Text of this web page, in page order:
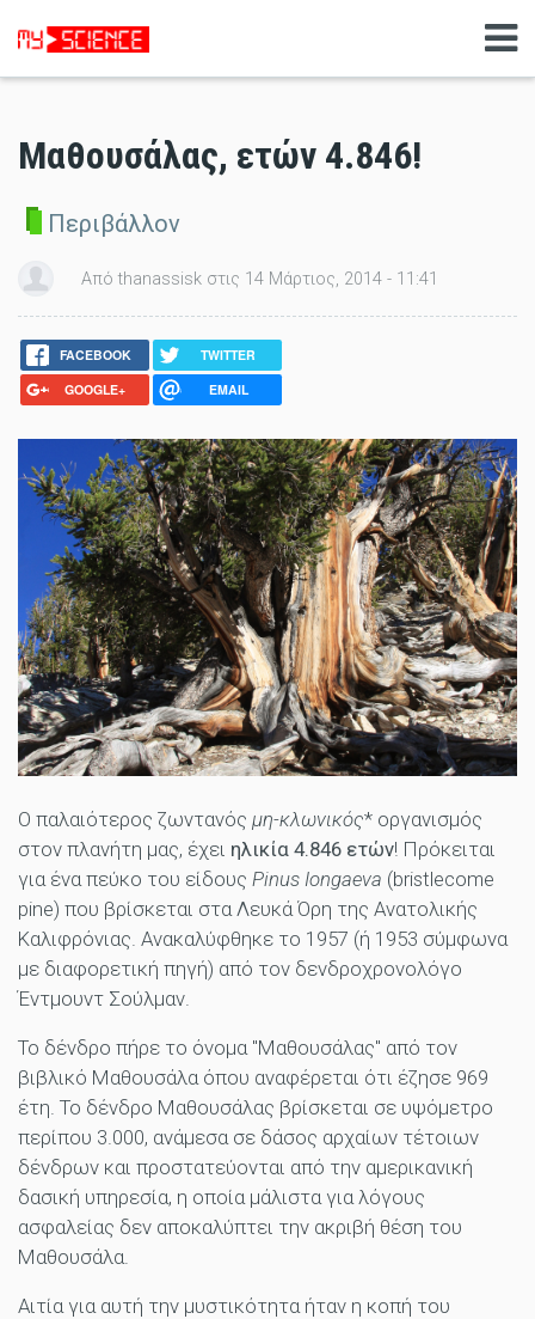
Μαθουσάλας, ετών 4.846!
Περιβάλλον
Από thanassisk στις 14 Μάρτιος, 2014 - 11:41
FACEBOOK
TWITTER
GOOGLE+
EMAIL
Ο παλαιότερος ζωντανός μη-κλωνικός* οργανισμός
στον πλανήτη μας, έχει ηλικία 4.846 ετών! Πρόκειται
για ένα πεύκο του είδους Pinus Iongaeva (bristlecome
pine) που βρίσκεται στα Λευκά Όρη της Ανατολικής
Καλιφρόνιας. Ανακαλύφθηκε το 1957 (ή 1953 σύμφωνα
με διαφορετική πηγή) από τον δενδροχρονολόγο
Έντμουντ Σούλμαν.
Το δένδρο πήρε το όνομα "Μαθουσάλας" από τον
βιβλικό Μαθουσάλα όπου αναφέρεται ότι έζησε 969
έτη. Το δένδρο Μαθουσάλας βρίσκεται σε υψόμετρο
περίπου 3.000, ανάμεσα σε δάσος αρχαίων τέτοιων
δένδρων και προστατεύονται από την αμερικανική
δασική υπηρεσία, η οποία μάλιστα για λόγους
ασφαλείας δεν αποκαλύπτει την ακριβή θέση του
Μαθουσάλα.
Αιτία για αυτή την μυστικότητα ήταν η κοπή του